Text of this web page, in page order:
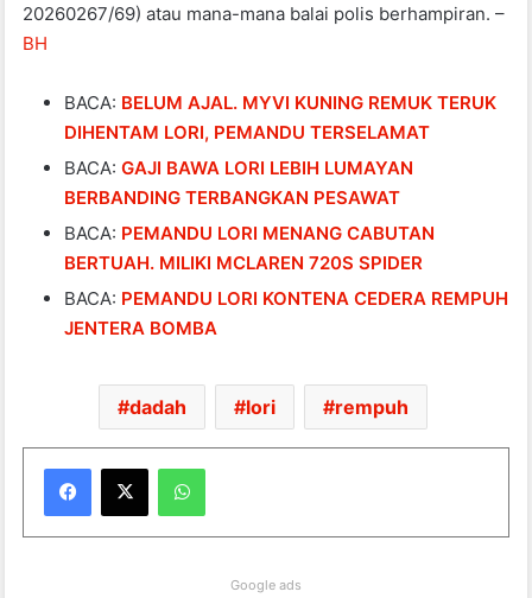
20260267/69) atau mana-mana balai polis berhampiran. –
BH
BACA: BELUM AJAL. MYVI KUNING REMUK TERUK
DIHENTAM LORI, PEMANDU TERSELAMAT
BACA:GAJI BAWA LORI LEBIH LUMAYAN
BERBANDING TERBANGKAN PESAWAT
BACA: PEMANDU LORI MENANG CABUTAN
BERTUAH. MILIKI MCLAREN 720S SPIDER
BACA: PEMANDU LORI KONTENA CEDERA REMPUH
JENTERA BOMBA
dadah lori rempuh
WhatsApp
Google ads